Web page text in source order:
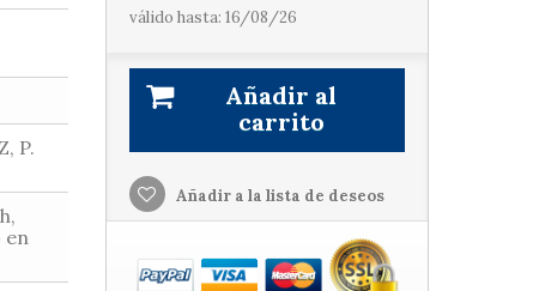
P.
en
válido hasta: 16/08/26
Añadir al
carrito
Añadir a la lista de deseos